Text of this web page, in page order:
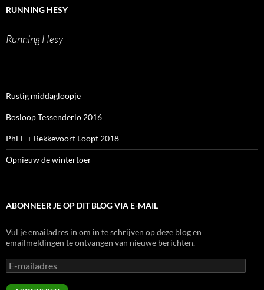
LinkedIn
RUNNING HESY
Running Hesy
Rustig middagloopje
Bosloop Tessenderlo 2016
PhEF + Bekkevoort Loopt 2018
Opnieuw de wintertoer
ABONNEER JE OP DIT BLOG VIA E-MAIL
Vul je emailadres in om in te schrijven op deze blog en
emailmeldingen te ontvangen van nieuwe berichten.
E-
mailadres